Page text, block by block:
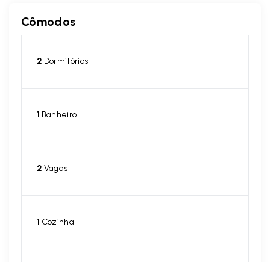
Cômodos
2 Dormitórios
1 Banheiro
2 Vagas
1 Cozinha